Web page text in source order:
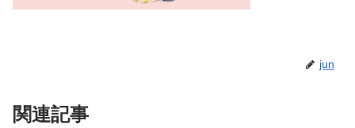
jun
関連記事